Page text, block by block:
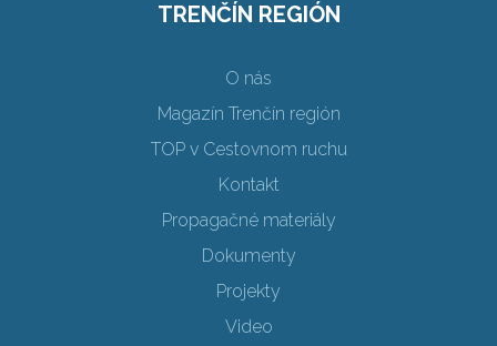
TRENČÍN REGIÓN
O nás
Magazín Trenčín región
TOP v Cestovnom ruchu
Kontakt
Propagačné materiály
Dokumenty
Projekty
Video